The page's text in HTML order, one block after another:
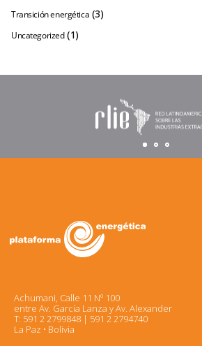
Transición energética (3)
Uncategorized (1)
Achumani, Calle 11 Nº 100
entre Av. García Lanza y Av. Alexander
T: 591 2 2799848 | 591 2 2794740
La Paz • Bolivia